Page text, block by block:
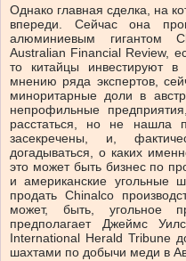
Однако главная сделка, на
впереди. Сейчас она
алюминиевым гигантом
Australian Financial Review,
то китайцы инвестируют
мнению ряда экспертов,
миноритарные доли в
непрофильные
расстаться, но не нашла
засекречены, и,
догадываться, о каких
это может быть бизнес по
и американские угольные
продать Chinalco
может, быть, угольное
предполагает Джеймс
International Herald Tribune
шахтами по добычи меди в